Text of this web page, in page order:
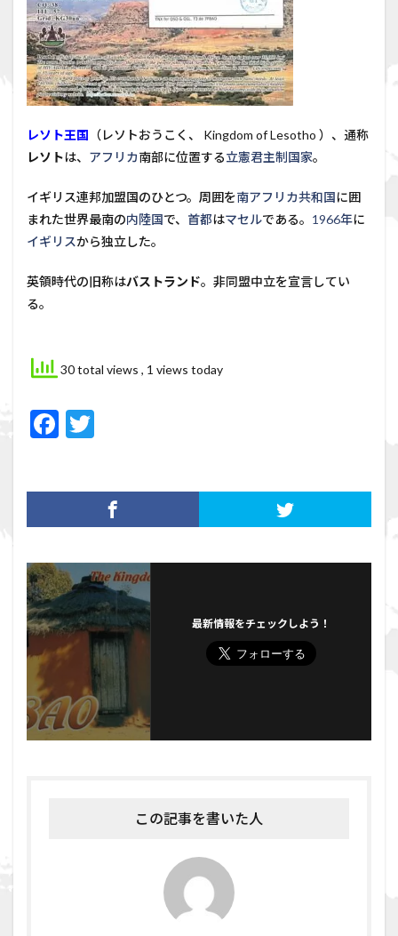
レソト王国 （レソトおうこく、 Kingdom of Lesotho ）、通称
レソトは、 アフリカ南部に位置する立憲君主制国家。
イギリス連邦加盟国のひとつ。周囲を南アフリカ共和国に囲
まれた世界最南の内陸国で、 首都はマセルである。 1966年に
イギリスから独立した。
英領時代の旧称はバストランド。非同盟中立を宣言してい
る。
30 total views , 1 views today
F
o
o
k
er
最新情報をチェックしよう！
この記事を書いた人